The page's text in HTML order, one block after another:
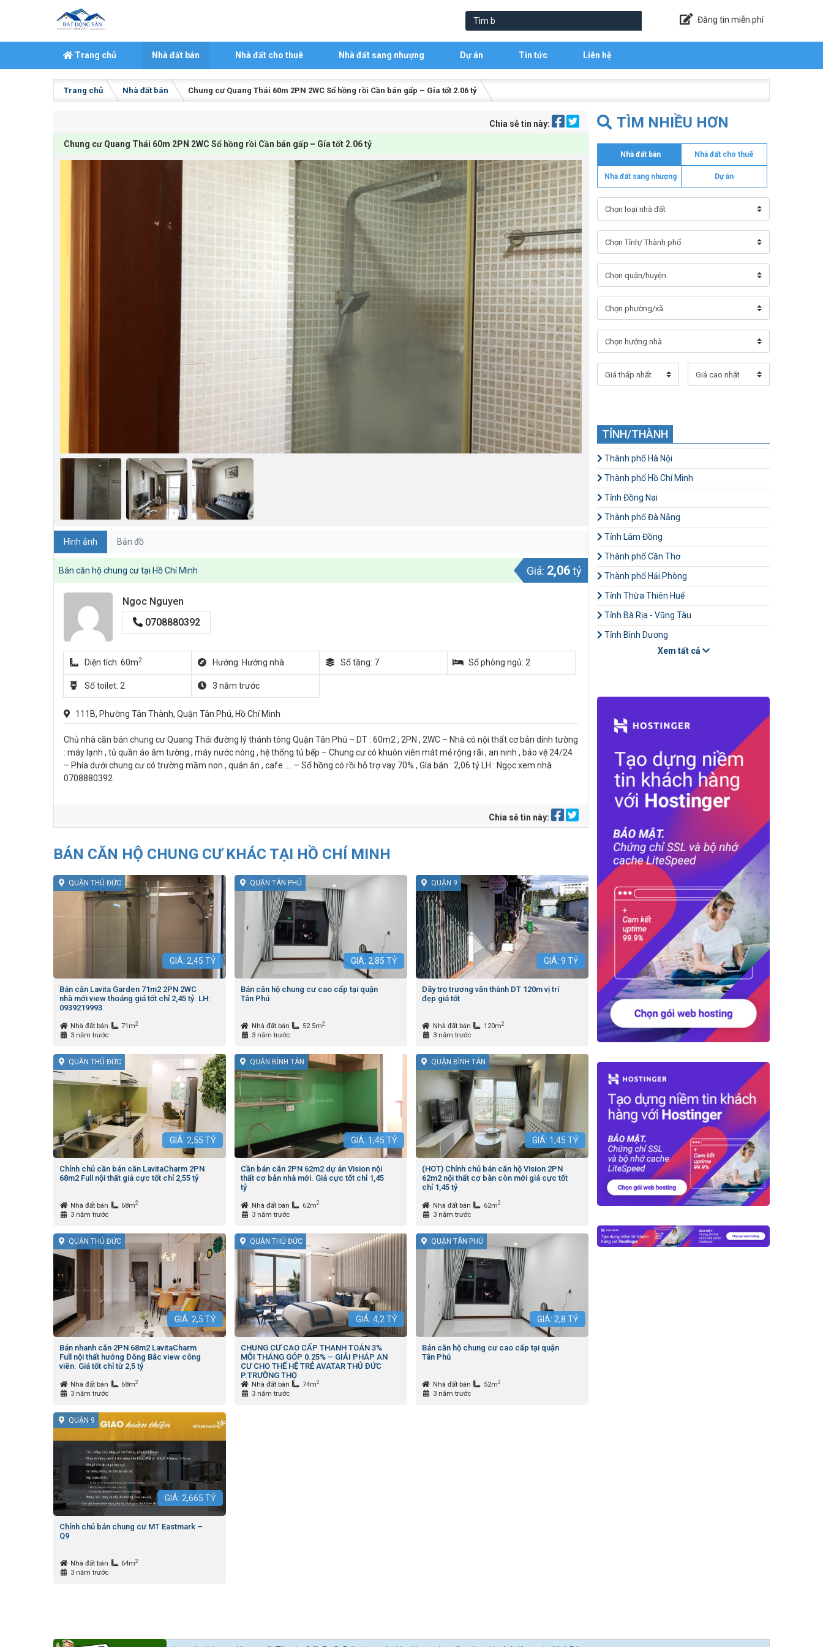
Đăng tin miễn phí
Trang chủ Nhà đất bán Nhà đất cho thuê Nhà đất sang nhượng Dự án Tin tức Liên hệ
Trang chủ Nhà đất bán Chung cư Quang Thái 60m 2PN 2WC Sổ hồng rồi Cần bán gấp – Gía tốt 2.06 tỷ
Chia sẻ tin này:
Chung cư Quang Thái 60m 2PN 2WC Sổ hồng rồi Cần bán gấp – Gía tốt 2.06 tỷ
Hình ảnh Bản đồ
Bán căn hộ chung cư tại Hồ Chí Minh Giá: 2,06tỷ
Ngoc Nguyen
0708880392
Diện tích: 60m2 Hướng: Hướng nhà Số tầng: 7 Số phòng ngủ: 2
Số toilet: 2 3 năm trước
111B, Phường Tân Thành, Quận Tân Phú, Hồ Chí Minh
Chủ nhà cần bán chung cư Quang Thái đường lý thánh tông Quận Tân Phú – DT : 60m2 , 2PN , 2WC – Nhà có nội thất cơ bản dính tường
: máy lạnh , tủ quần áo âm tường , máy nước nóng , hệ thống tủ bếp – Chung cư có khuôn viên mát mẻ rộng rãi , an ninh , bảo vệ 24/24
– Phía dưới chung cư có trường mầm non , quán ăn , cafe …. – Sổ hồng có rồi hỗ trợ vay 70% , Gía bán : 2,06 tỷ LH : Ngọc xem nhà
0708880392
Chia sẻ tin này:
BÁN CĂN HỘ CHUNG CƯ KHÁC TẠI HỒ CHÍ MINH
QUẬN THỦ ĐỨC
GIÁ: 2,45 TỶ
Bán căn Lavita Garden 71m2 2PN 2WC
nhà mới view thoáng giá tốt chỉ 2,45 tỷ. LH:
0939219993
Nhà đất bán 71m2
3 năm trước
QUẬN TÂN PHÚ
GIÁ: 2,85 TỶ
Bán căn hộ chung cư cao cấp tại quận
Tân Phú
Nhà đất bán 52.5m2
3 năm trước
QUẬN 9
GIÁ: 9 TỶ
Dãy trọ trương văn thành DT 120m vị trí
đẹp giá tốt
Nhà đất bán 120m2
3 năm trước
QUẬN THỦ ĐỨC
GIÁ: 2,55 TỶ
Chính chủ cần bán căn LavitaCharm 2PN
68m2 Full nội thất giá cực tốt chỉ 2,55 tỷ
Nhà đất bán 68m2
3 năm trước
QUẬN BÌNH TÂN
GIÁ: 1,45 TỶ
Cần bán căn 2PN 62m2 dự án Vision nội
thất cơ bản nhà mới. Giá cực tốt chỉ 1,45
tỷ
Nhà đất bán 62m2
3 năm trước
QUẬN BÌNH TÂN
GIÁ: 1,45 TỶ
(HOT) Chính chủ bán căn hộ Vision 2PN
62m2 nội thất cơ bàn còn mới giá cực tốt
chỉ 1,45 tỷ
Nhà đất bán 62m2
3 năm trước
QUẬN THỦ ĐỨC
GIÁ: 2,5 TỶ
Bán nhanh căn 2PN 68m2 LavitaCharm
Full nội thất hướng Đông Bắc view công
viên. Giá tốt chỉ từ 2,5 tỷ
Nhà đất bán 68m2
3 năm trước
QUẬN THỦ ĐỨC
GIÁ: 4,2 TỶ
CHUNG CƯ CAO CẤP THANH TOÁN 3%
MỖI THÁNG GÓP 0.25% – GIẢI PHÁP AN
CƯ CHO THẾ HỆ TRẺ AVATAR THỦ ĐỨC
P.TRƯỜNG THỌ
Nhà đất bán 74m2
3 năm trước
QUẬN TÂN PHÚ
GIÁ: 2,8 TỶ
Bán căn hộ chung cư cao cấp tại quận
Tân Phú
Nhà đất bán 52m2
3 năm trước
QUẬN 9
GIÁ: 2,665 TỶ
Chính chủ bán chung cư MT Eastmark –
Q9
Nhà đất bán 64m2
3 năm trước
TÌM NHIỀU HƠN
Nhà đất bán Nhà đất cho thuê
Nhà đất sang nhượng Dự án
TỈNH/THÀNH
Thành phố Hà Nội
Thành phố Hồ Chí Minh
Tỉnh Đồng Nai
Thành phố Đà Nẵng
Tỉnh Lâm Đồng
Thành phố Cần Thơ
Thành phố Hải Phòng
Tỉnh Thừa Thiên Huế
Tỉnh Bà Rịa - Vũng Tàu
Tỉnh Bình Dương
Xem tất cả